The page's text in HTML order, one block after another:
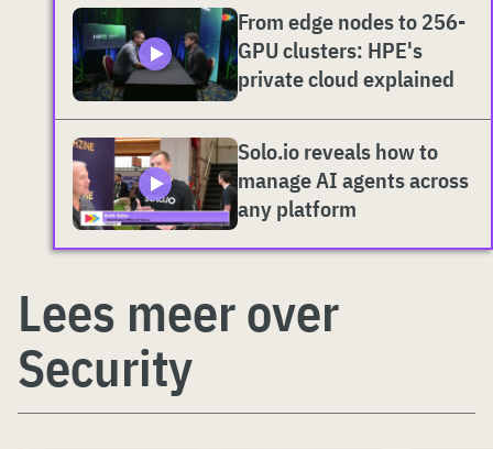
From edge nodes to 256-
GPU clusters: HPE's
private cloud explained
Solo.io reveals how to
manage AI agents across
any platform
Lees meer over
Security